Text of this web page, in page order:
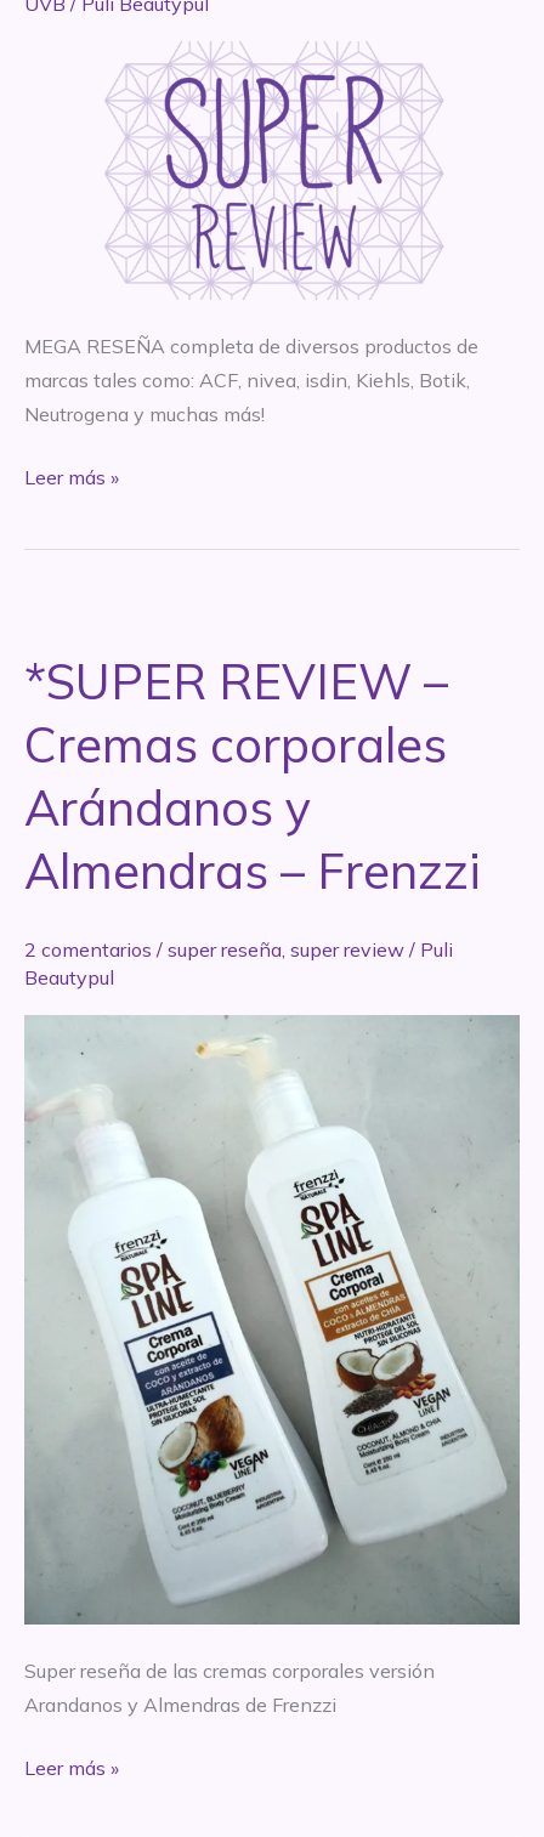
MEGA RESEÑA completa de diversos productos de
marcas tales como: ACF, nivea, isdin, Kiehls, Botik,
Neutrogena y muchas más!
SUPER
RESEÑA
Leer más »
*SUPER REVIEW –
Cremas corporales
Arándanos y
Almendras – Frenzzi
2 comentarios / super reseña, super review / Puli
Beautypul
Super reseña de las cremas corporales versión
Arandanos y Almendras de Frenzzi
*SUPER
Leer más »